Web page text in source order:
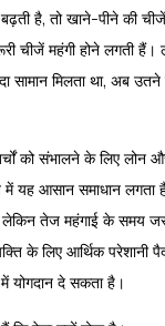
है, तो खाने-पीने की चीजें,
चीजें महंगी होने लगती
सामान मिलता था, अब
को संभालने के लिए लोन
आसान समाधान लगता है
लेकिन तेज महंगाई के समय
के लिए आर्थिक
योगदान दे सकता है।